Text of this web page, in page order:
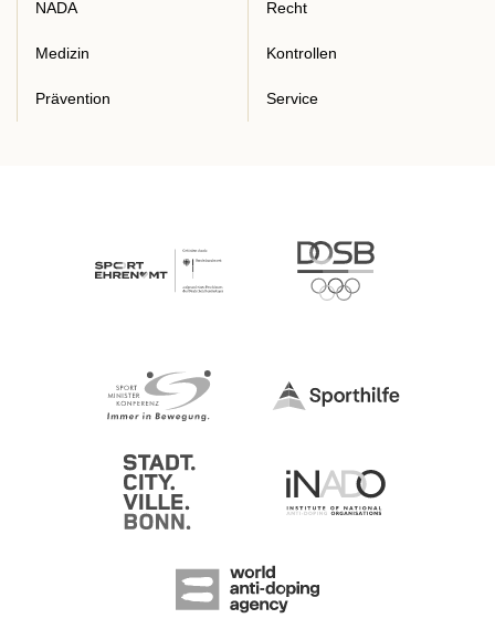
NADA Recht
Medizin Kontrollen
Prävention Service